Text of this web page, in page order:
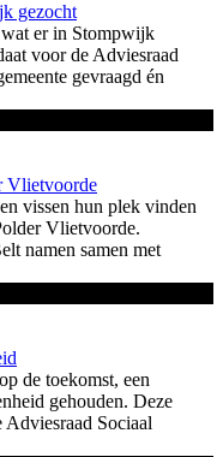
gezocht
wat er in Stompwijk
voor de Adviesraad
gevraagd én
Vlietvoorde
vissen hun plek vinden
Vlietvoorde.
namen samen met
de toekomst, een
gehouden. Deze
Sociaal